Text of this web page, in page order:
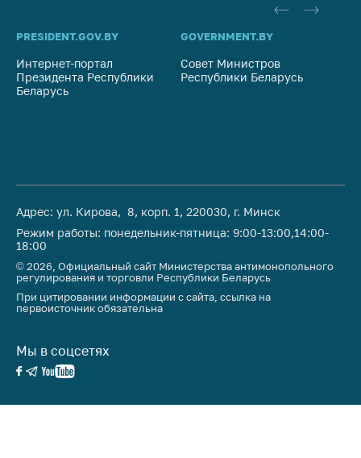
PRESIDENT.GOV.BY
Интернет-портал
Президента Республики
Беларусь
GOVERNMENT.BY
Совет Министров
Республики Беларусь
Адрес: ул. Кирова, 8, корп. 1, 220030, г. Минск
Режим работы: понедельник-пятница: 9:00-13:00,14:00-
18:00
© 2026, Официальный сайт Министерства антимонопольного
регулирования и торговли Республики Беларусь
При цитировании информации с сайта, ссылка на
первоисточник обязательна
Мы в соцсетях